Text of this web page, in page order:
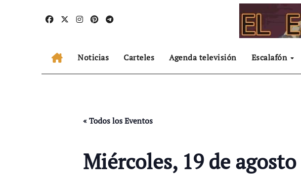
Noticias Carteles Agenda televisión Escalafón
« Todos los Eventos
Miércoles, 19 de agosto